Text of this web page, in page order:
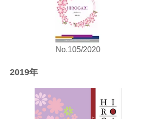
No.105/2020
2019年